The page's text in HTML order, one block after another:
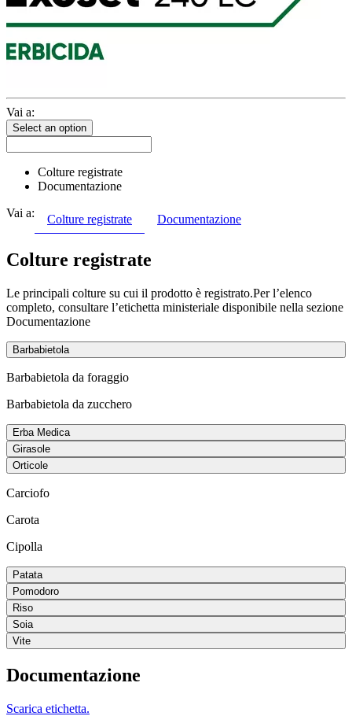
Vai a:
Select an option
Colture registrate
Documentazione
Vai a:
Colture registrate Documentazione
Colture registrate
Le principali colture su cui il prodotto è registrato.Per l’elenco
completo, consultare l’etichetta ministeriale disponibile nella sezione
Documentazione
Barbabietola
Barbabietola da foraggio
Barbabietola da zucchero
Erba Medica
Girasole
Orticole
Carciofo
Carota
Cipolla
Patata
Pomodoro
Riso
Soia
Vite
Documentazione
Scarica etichetta.